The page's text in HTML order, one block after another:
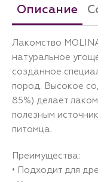
Описание
Лакомство
натуральное
созданное
пород. Высокое
85%) делает
полезным
питомца.
Преимущества:
• Подходит для